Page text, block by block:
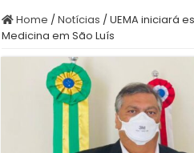
Home /Notícias /UEMA iniciará
Medicina em São Luís